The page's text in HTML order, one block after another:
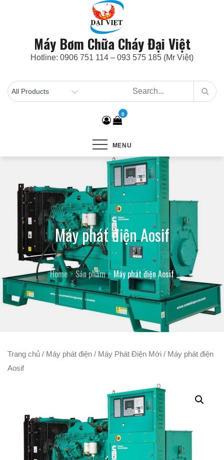
Máy Bơm Chữa Cháy Đại Việt
Hotline: 0906 751 114 – 093 575 185 (Mr Việt)
0
MENU
Máy phát điện Aosif
Home Sản phẩm Máy phát điện Aosif
Trang chủ / Máy phát điện / Máy Phát Điện Mới / Máy phát điện
Aosif